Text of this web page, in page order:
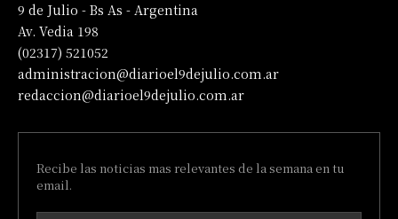
9 de Julio - Bs As - Argentina
Av. Vedia 198
(02317) 521052
administracion@diarioel9dejulio.com.ar
redaccion@diarioel9dejulio.com.ar
Recibe las noticias mas relevantes de la semana en tu
email.